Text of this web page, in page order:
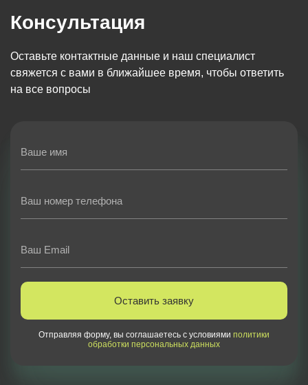
Консультация
Оставьте контактные данные и наш специалист
свяжется с вами в ближайшее время, чтобы ответить
на все вопросы
Оставить заявку
Отправляя форму, вы соглашаетесь с условиями политики
обработки персональных данных